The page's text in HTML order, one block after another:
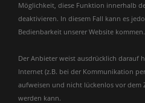
Möglichkeit, diese Funktion innerhalb
deaktivieren. In diesem Fall kann es
Bedienbarkeit unserer Website kommen.
Der Anbieter weist ausdrücklich darauf
Internet (z.B. bei der Kommunikation
aufweisen und nicht lückenlos vor dem
werden kann.